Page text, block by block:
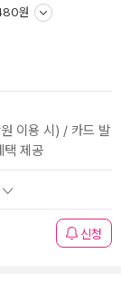
원
이용 시) / 카드 발
택 제공
신청